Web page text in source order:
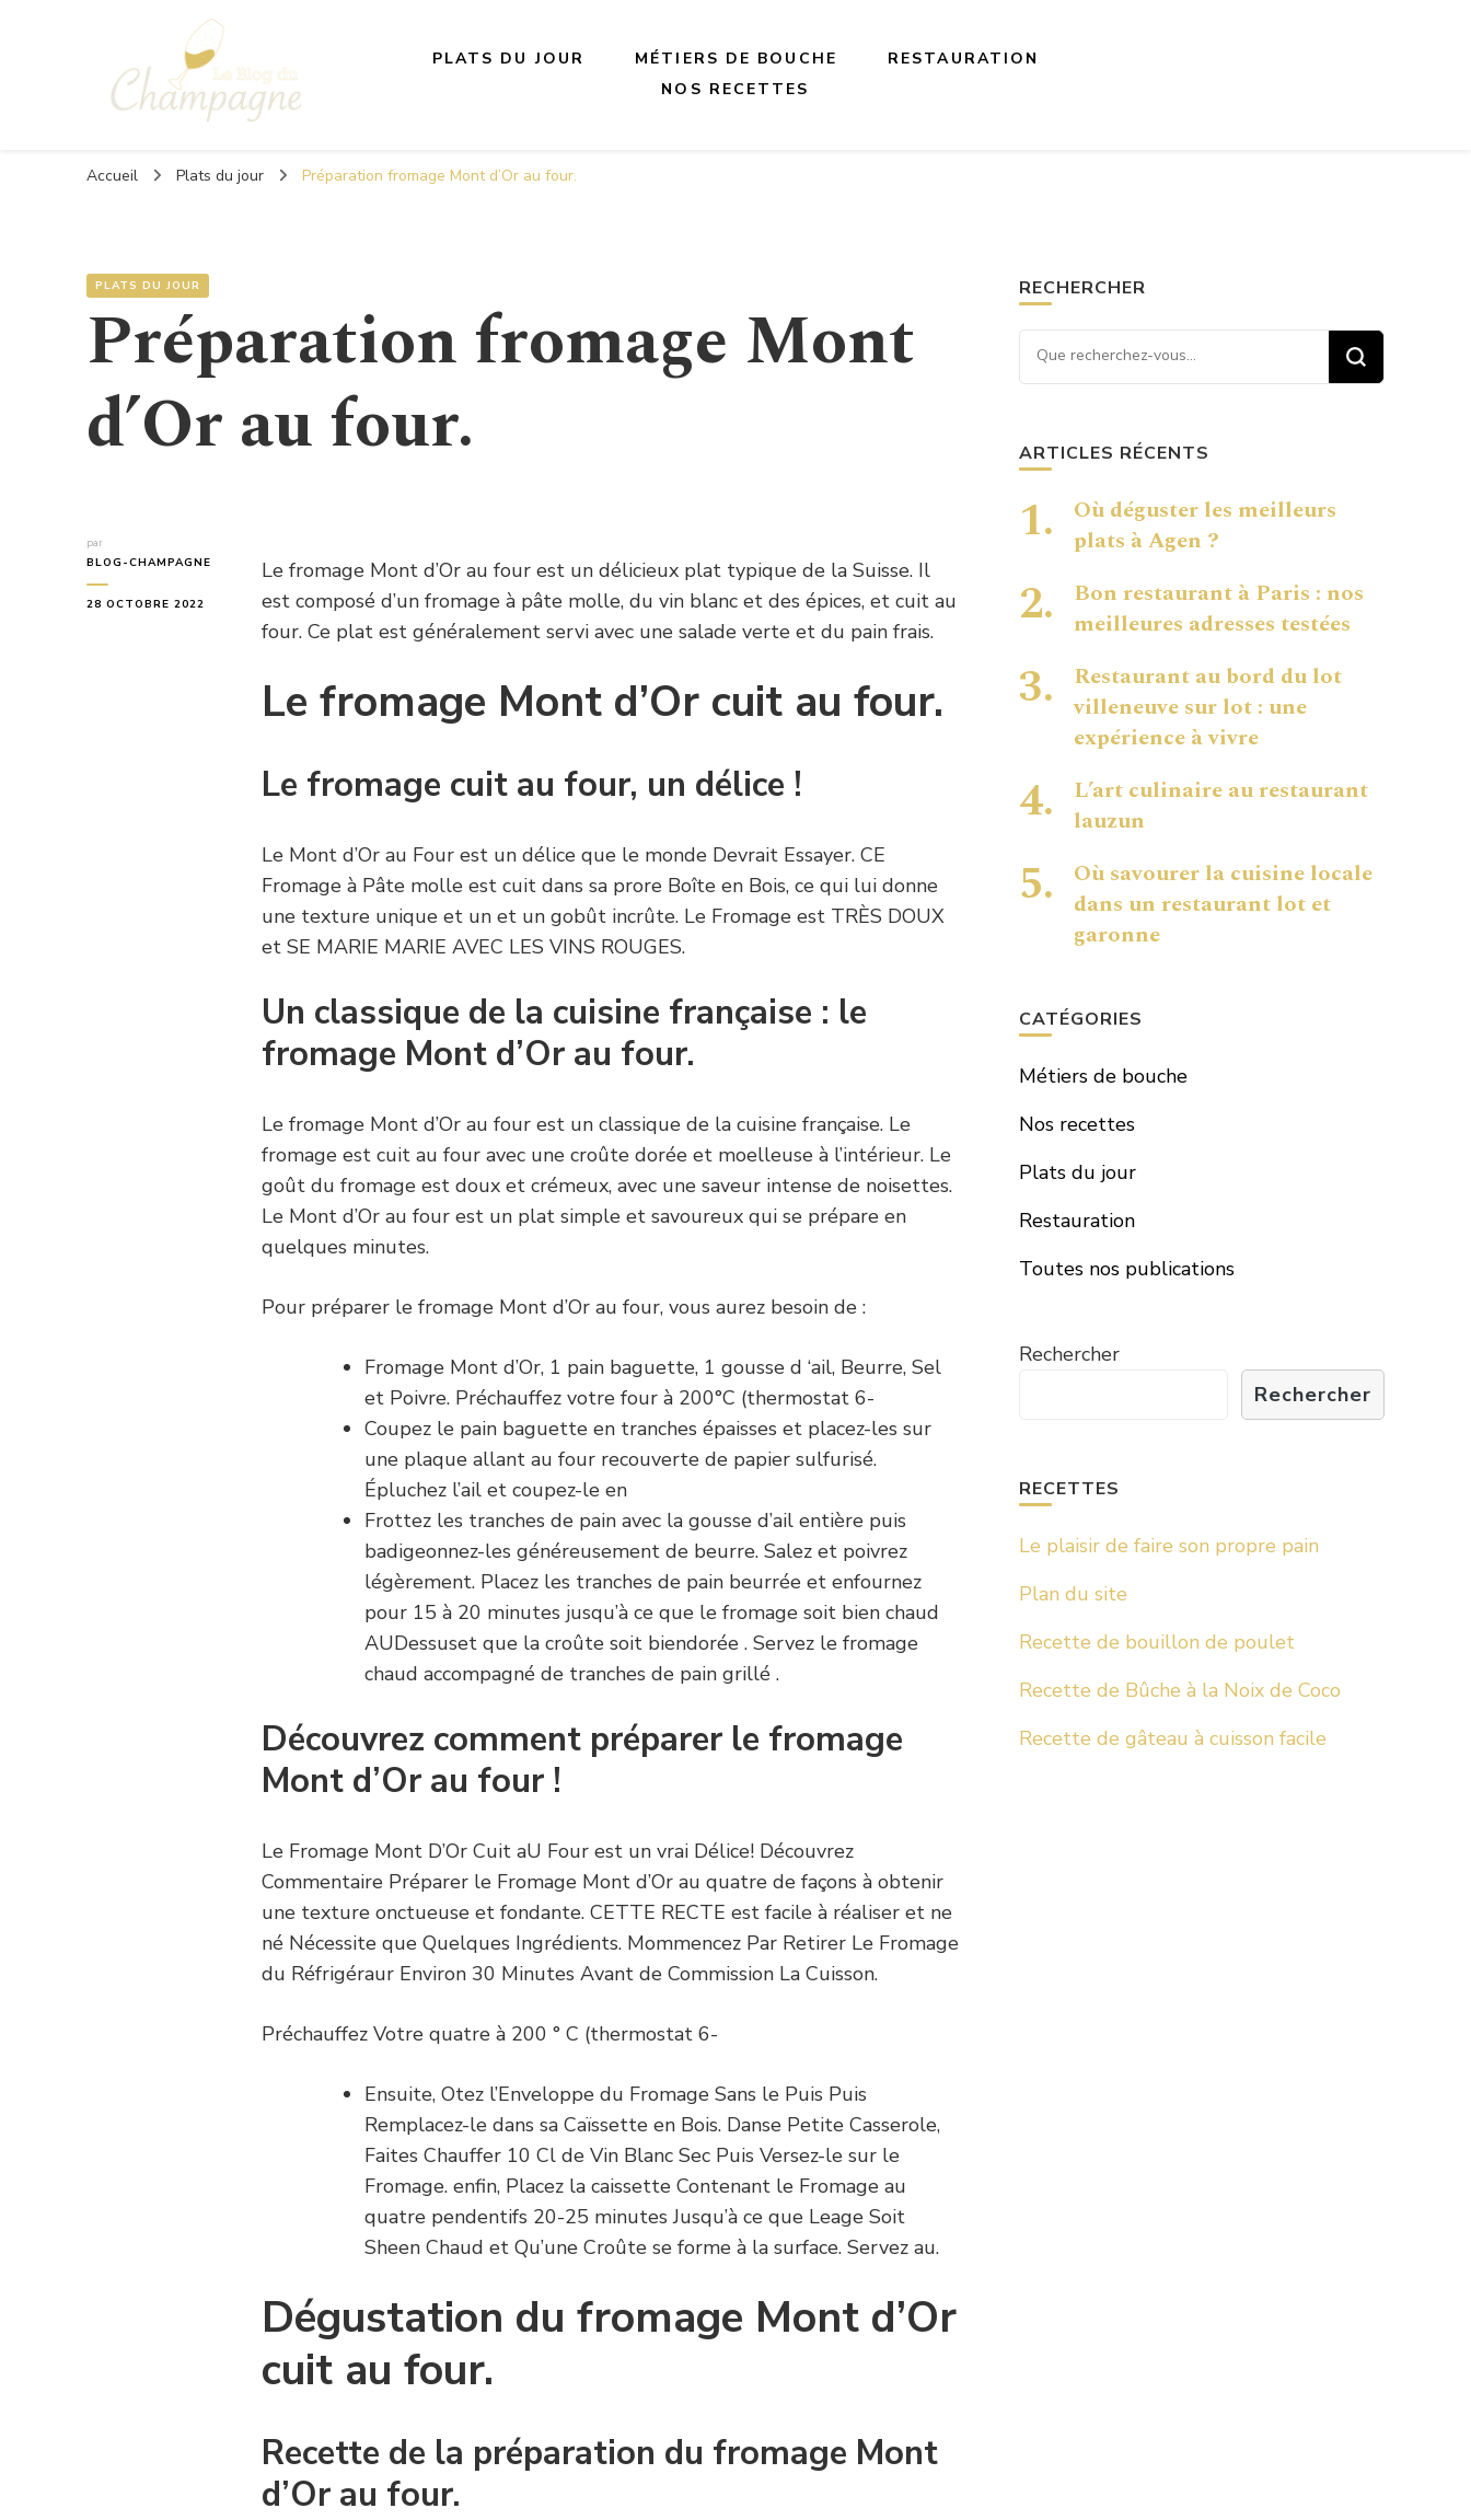
Le Blog du Champagne
PLATS DU JOUR MÉTIERS DE BOUCHE
RESTAURATION
NOS RECETTES
Accueil Plats du jour Préparation fromage Mont d’Or au four.
PLATS DU JOUR
Préparation fromage Mont
d’Or au four.
par
BLOG-CHAMPAGNE
28 OCTOBRE 2022
Le fromage Mont d’Or au four est un délicieux plat typique de la Suisse. Il
est composé d’un fromage à pâte molle, du vin blanc et des épices, et cuit au
four. Ce plat est généralement servi avec une salade verte et du pain frais.
Le fromage Mont d’Or cuit au four.
Le fromage cuit au four, un délice !
Le Mont d’Or au Four est un délice que le monde Devrait Essayer. CE
Fromage à Pâte molle est cuit dans sa prore Boîte en Bois, ce qui lui donne
une texture unique et un et un gobût incrûte. Le Fromage est TRÈS DOUX
et SE MARIE MARIE AVEC LES VINS ROUGES.
Un classique de la cuisine française : le
fromage Mont d’Or au four.
Le fromage Mont d’Or au four est un classique de la cuisine française. Le
fromage est cuit au four avec une croûte dorée et moelleuse à l’intérieur. Le
goût du fromage est doux et crémeux, avec une saveur intense de noisettes.
Le Mont d’Or au four est un plat simple et savoureux qui se prépare en
quelques minutes.
Pour préparer le fromage Mont d’Or au four, vous aurez besoin de :
Fromage Mont d’Or, 1 pain baguette, 1 gousse d ‘ail, Beurre, Sel
et Poivre. Préchauffez votre four à 200°C (thermostat 6-
Coupez le pain baguette en tranches épaisses et placez-les sur
une plaque allant au four recouverte de papier sulfurisé.
Épluchez l’ail et coupez-le en
Frottez les tranches de pain avec la gousse d’ail entière puis
badigeonnez-les généreusement de beurre. Salez et poivrez
légèrement. Placez les tranches de pain beurrée et enfournez
pour 15 à 20 minutes jusqu’à ce que le fromage soit bien chaud
AUDessuset que la croûte soit biendorée . Servez le fromage
chaud accompagné de tranches de pain grillé .
Découvrez comment préparer le fromage
Mont d’Or au four !
Le Fromage Mont D’Or Cuit aU Four est un vrai Délice! Découvrez
Commentaire Préparer le Fromage Mont d’Or au quatre de façons à obtenir
une texture onctueuse et fondante. CETTE RECTE est facile à réaliser et ne
né Nécessite que Quelques Ingrédients. Mommencez Par Retirer Le Fromage
du Réfrigéraur Environ 30 Minutes Avant de Commission La Cuisson.
Préchauffez Votre quatre à 200 ° C (thermostat 6-
Ensuite, Otez l’Enveloppe du Fromage Sans le Puis Puis
Remplacez-le dans sa Caïssette en Bois. Danse Petite Casserole,
Faites Chauffer 10 Cl de Vin Blanc Sec Puis Versez-le sur le
Fromage. enfin, Placez la caissette Contenant le Fromage au
quatre pendentifs 20-25 minutes Jusqu’à ce que Leage Soit
Sheen Chaud et Qu’une Croûte se forme à la surface. Servez au.
Dégustation du fromage Mont d’Or
cuit au four.
Recette de la préparation du fromage Mont
d’Or au four.
RECHERCHER
Vous recherchiez quelque
chose ?
ARTICLES RÉCENTS
Où déguster les meilleurs
plats à Agen ?
Bon restaurant à Paris : nos
meilleures adresses testées
Restaurant au bord du lot
villeneuve sur lot : une
expérience à vivre
L’art culinaire au restaurant
lauzun
Où savourer la cuisine locale
dans un restaurant lot et
garonne
CATÉGORIES
Métiers de bouche
Nos recettes
Plats du jour
Restauration
Toutes nos publications
Rechercher
Rechercher
RECETTES
Le plaisir de faire son propre pain
Plan du site
Recette de bouillon de poulet
Recette de Bûche à la Noix de Coco
Recette de gâteau à cuisson facile